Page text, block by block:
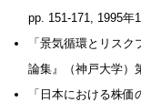
pp. 151-171, 1995年1
「景気循環とリス
論集』（神戸大学）
「日本における株